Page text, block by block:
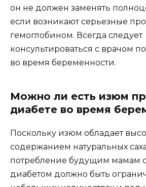
он не должен заменять
если возникают серьезные
гемоглобином. Всегда следует
консультироваться с врачом
во время беременности.
Можно ли есть изюм
диабете во время
Поскольку изюм обладает
содержанием натуральных
потребление будущим мамам
диабетом должно быть